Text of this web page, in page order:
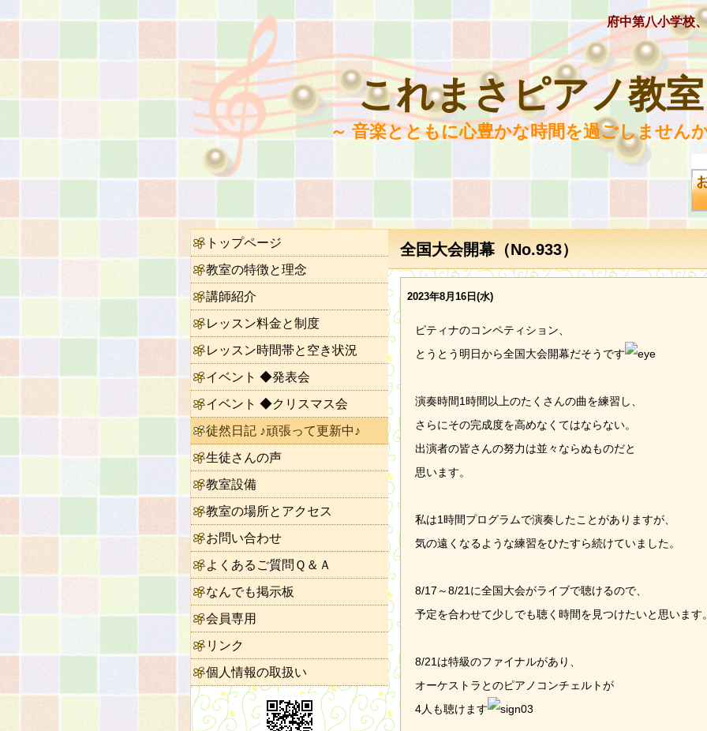
府中第八小学校
これまさピアノ教室
～ 音楽とともに心豊かな時間を過ごしません
全国大会開幕（No.933）
2023年8月16日(水)
ピティナのコンペティション、
とうとう明日から全国大会開幕だそうです
演奏時間1時間以上のたくさんの曲を練習し、
さらにその完成度を高めなくてはならない。
出演者の皆さんの努力は並々ならぬものだと
思います。
私は1時間プログラムで演奏したことがありますが、
気の遠くなるような練習をひたすら続けていました。
8/17～8/21に全国大会がライブで聴けるので、
予定を合わせて少しでも聴く時間を見つけたいと思います
8/21は特級のファイナルがあり、
オーケストラとのピアノコンチェルトが
4人も聴けます
トップページ
教室の特徴と理念
講師紹介
レッスン料金と制度
レッスン時間帯と空き状況
イベント ◆発表会
イベント ◆クリスマス会
徒然日記 ♪頑張って更新中♪
生徒さんの声
教室設備
教室の場所とアクセス
お問い合わせ
よくあるご質問Ｑ＆Ａ
なんでも掲示板
会員専用
リンク
個人情報の取扱い